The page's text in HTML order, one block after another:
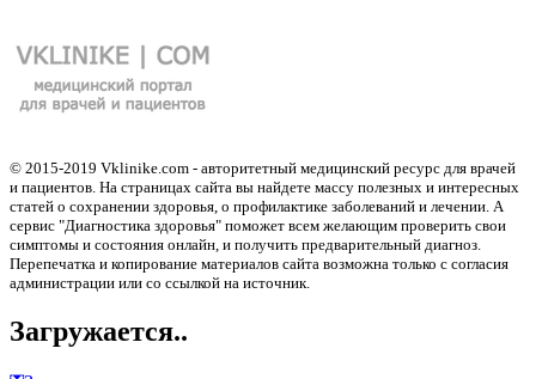
© 2015-2019 Vklinike.com - авторитетный медицинский ресурс для врачей
и пациентов. На страницах сайта вы найдете массу полезных и интересных
статей о сохранении здоровья, о профилактике заболеваний и лечении. А
сервис "Диагностика здоровья" поможет всем желающим проверить свои
симптомы и состояния онлайн, и получить предварительный диагноз.
Перепечатка и копирование материалов сайта возможна только с согласия
администрации или со ссылкой на источник.
Загружается..